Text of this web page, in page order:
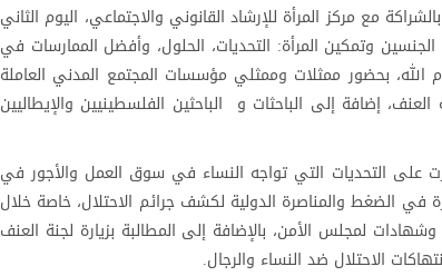
كلية الحقوق، بالشراكة مع مركز المرأة للإرشاد القانوني والاجتماعي، اليوم الثاني
وتمكين المرأة: التحديات، الحلول، وأفضل الممارسات في
الله، بحضور ممثلات وممثلي مؤسسات المجتمع المدني العاملة
إضافة إلى الباحثات و الباحثين الفلسطينيين والإيطاليين
على التحديات التي تواجه النساء في سوق العمل والأجور في
في الضغط والمناصرة الدولية لكشف جرائم الاحتلال، خاصة خلال
لمجلس الأمن، بالإضافة إلى المطالبة بزيارة لجنة العنف
الاحتلال ضد النساء والرجال.